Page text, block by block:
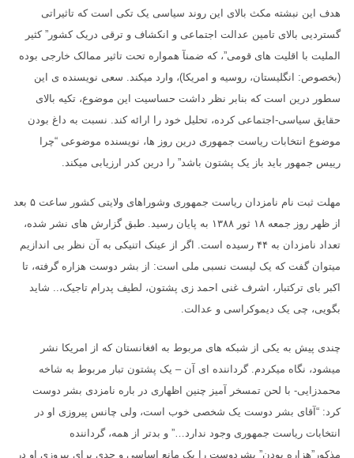
هدف این نبشته مکث بالای این روند سیاسی یک تکی است که تاثیراتی
گستردیی بالای تامین عدالت اجتماعی و انکشاف و ترقی دریک کشور” کثیر
الملیت با اقلیت های قومی”، که ضمنآ همواره تحت تاثیر ممالک خارجی بوده
(بخصوص: انگلیستان، روسیه و امریکا)، وارد میکند. سعی نویسنده ی این
سطور درین است که بنابر نظر داشت حساسیت این موضوع، تکیه بالای
حقایق سیاسی-اجتماعی کرده، تحلیل خود را ارائه کند. نسبت به داغ بودن
موضوع انتخابات ریاست جمهوری درین روز ها، نویسنده موضوعی “چرا
رییس جمهور باید باز یک پشتون باشد” را درین کدر ارزیابی میکند.
مهلت ثبت نام نامزدان ریاست جمهوری وشوراهای ولایتی کشور ساعت ۵ بعد
از ظهر روز جمعه ۱۸ ثور ۱۳۸۸ به پایان رسید. طبق گزارش های نشر شده،
تعداد نامزدان به ۴۴ رسیده است. اگر از عینک اتنیکی به آن نظر بی اندازیم
میتوان گفت که یک لیست نسبی ملی است: از بشر دوست هزاره گرفته، تا
اکبر بای ترکتبار، اشرف غنی احمد زی پشتون، لطیف پدرام تاجیک،.. شاید
بگویی، چی یک دیموکراسی و عدالت.
چندی پیش به یکی از شبکه های مربوط به افغانستان که از امریکا نشر
میشود، نگاه میکردم. گرداننده ای آن – یک پشتون تبار مربوط به شاخه
محمدزایی- با لحن تمسخر آمیز چنین اظهاری در باره نامزدی بشر دوست
کرد: “آقای بشر دوست یک شخصی خوب است، ولی چانس پیروزی او در
انتخابات ریاست جمهوری وجود ندارد…” و بدتر از همه، گرداننده
مذکور”هزاره بودن” بشردوست را یک مانع اساسی و جدی برای پیروزی او در